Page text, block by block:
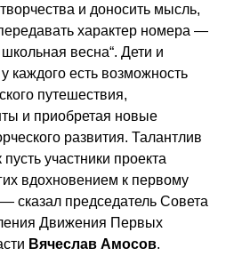
и доносить мысль,
характер номера —
весна“. Дети и
каждого есть возможность
путешествия,
и приобретая новые
развития. Талантлив
участники проекта
вдохновением к первому
сказал председатель Совета
Движения Первых
Вячеслав Амосов.